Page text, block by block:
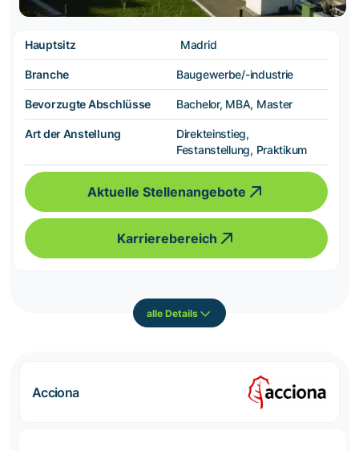
Hauptsitz Madrid
Branche Baugewerbe/-industrie
Bevorzugte Abschlüsse Bachelor, MBA, Master
Art der Anstellung
Direkteinstieg,
Festanstellung, Praktikum
Aktuelle Stellenangebote
Karrierebereich
alle Details
Acciona